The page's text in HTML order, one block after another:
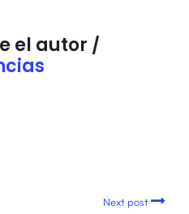
el autor /
Next post